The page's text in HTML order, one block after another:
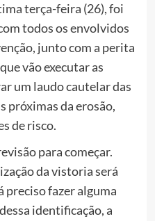
terça-feira (26), foi
todos os envolvidos
junto com a perita
vão executar as
um laudo cautelar das
próximas da erosão,
de risco.
para começar.
da vistoria será
preciso fazer alguma
identificação, a